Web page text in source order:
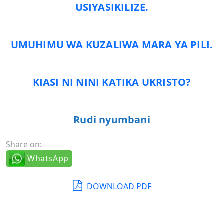
USIYASIKILIZE.
UMUHIMU WA KUZALIWA MARA YA PILI.
KIASI NI NINI KATIKA UKRISTO?
Rudi nyumbani
Share on:
WhatsApp
DOWNLOAD PDF